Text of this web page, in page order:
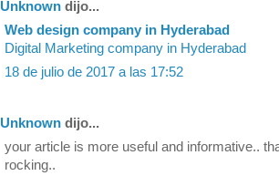
Unknown dijo...
Web design company in Hyderabad
Digital Marketing company in Hyderabad
18 de julio de 2017 a las 17:52
Unknown dijo...
your article is more useful and informative..
rocking..